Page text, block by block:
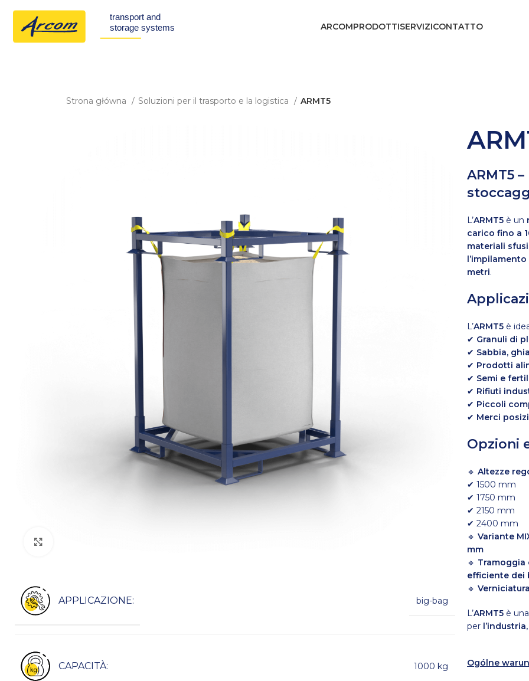
ARCOMPRODOTTISERVIZICONTATTO
Strona główna Soluzioni per il trasporto e la logistica ARMT5
APPLICAZIONE: big-bag
CAPACITÀ: 1000 kg
ARMT5
L’ARMT5 è un
carico fino a
materiali sfusi
metri.
L’ARMT5 è
✔ Granuli di
✔ Sabbia,
✔ Prodotti
✔ Semi e
✔ Rifiuti
✔ Piccoli
✔ Merci
Opzioni
🔹Altezze
✔ 1500 mm
✔ 1750 mm
✔ 2150 mm
✔ 2400 mm
🔹Variante
mm
🔹 Tramoggia
efficiente dei
🔹
L’ARMT5 è una
per
Ogólne